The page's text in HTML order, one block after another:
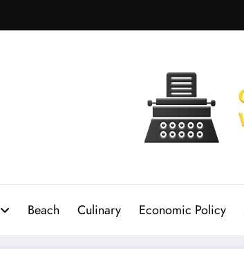
Beach Culinary Economic Policy